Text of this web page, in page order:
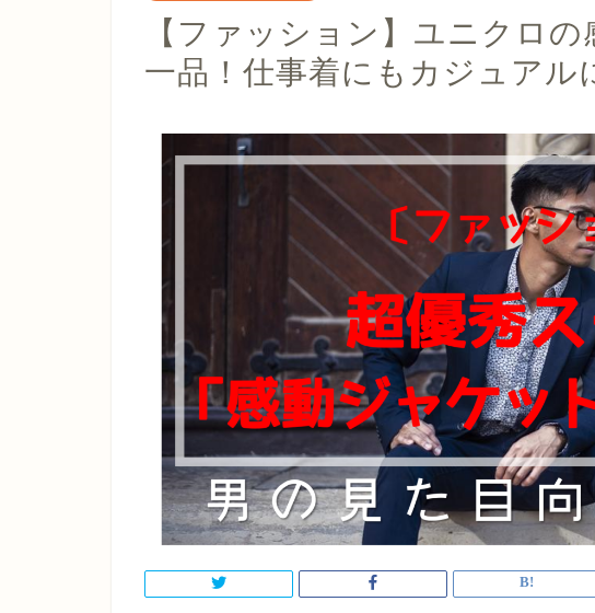
【ファッション】ユニクロ
一品！仕事着にもカジュアル